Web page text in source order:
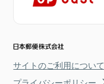
サイトのご利用について